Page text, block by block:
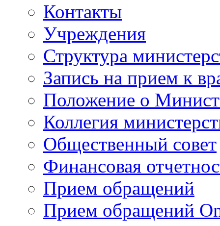
Контакты
Учреждения
Структура
Запись на прием к
Положение о
Коллегия
Общественный совет
Финансовая
Прием обращений
Прием обращений